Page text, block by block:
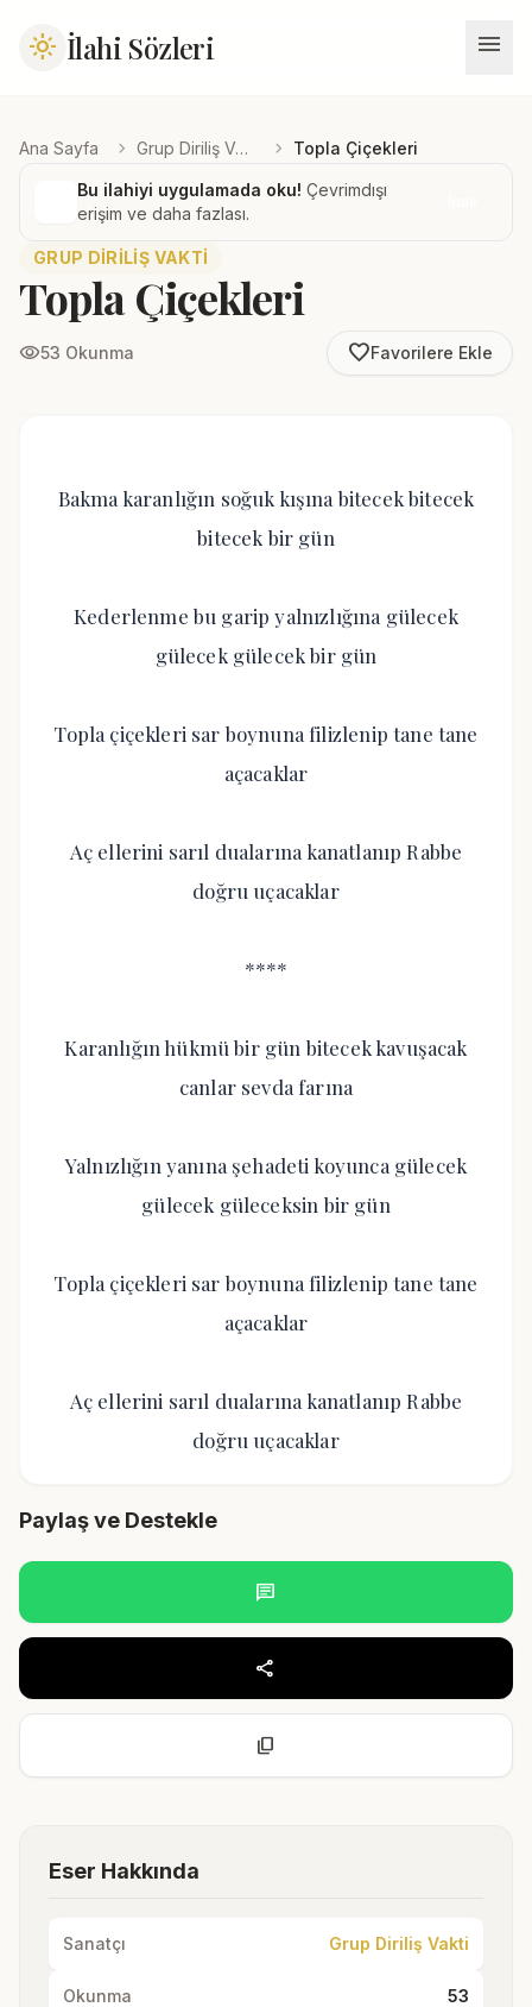
light_mode İlahi Sözleri menu
Ana Sayfa chevron_right Grup Diriliş Vakti chevron_right Topla Çiçekleri
Bu ilahiyi uygulamada oku! Çevrimdışı
erişim ve daha fazlası.
GRUP DIRILIŞ VAKTI
Topla Çiçekleri
visibility53 Okunma favorite_borderFavorilere Ekle
Bakma karanlığın soğuk kışına bitecek bitecek
bitecek bir gün
Kederlenme bu garip yalnızlığına gülecek
gülecek gülecek bir gün
Topla çiçekleri sar boynuna filizlenip tane tane
açacaklar
Aç ellerini sarıl dualarına kanatlanıp Rabbe
doğru uçacaklar
****
Karanlığın hükmü bir gün bitecek kavuşacak
canlar sevda farına
Yalnızlığın yanına şehadeti koyunca gülecek
gülecek güleceksin bir gün
Topla çiçekleri sar boynuna filizlenip tane tane
açacaklar
Aç ellerini sarıl dualarına kanatlanıp Rabbe
doğru uçacaklar
Paylaş ve Destekle
chat
share
content_copy
Eser Hakkında
Sanatçı Grup Diriliş Vakti
Okunma 53